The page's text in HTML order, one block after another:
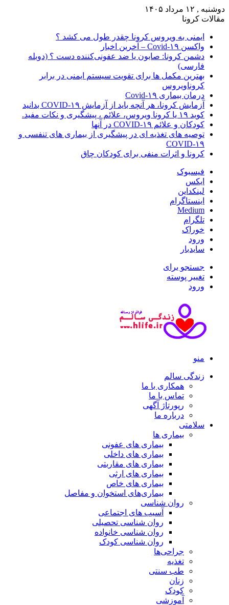
دوشنبه , ۱۲ مرداد ۱۴۰۵
مقالات کرونا
ایمنی به ویروس کرونا چقدر طول می کشد ؟
واکسن Covid-۱۹ – آخرین اخبار
دشمن کرونا: صابون یا ضد عفونی‌کننده دست ؟ (دوبله
فارسی)
بهترین مکمل ها برای تقویت سیستم ایمنی در برابر
کروناویروس
درمان بیماری Covid-۱۹
آزمایش کرونا، هر آنچه باید از آزمایش COVID-۱۹ بدانید
کوید ۱۹ یا کرونا ویروس، علائم ، پیشگیری و نکات مفید.
کودکان و علائم COVID-۱۹ در آنها
توصیه های تغذیه ای در پیشگیری از بیماری های تنفسی و
COVID-۱۹
کرونا و اثرات منفی برای کودکان چاق
فیسبوک
ایکس
لینکداین
اینستاگرام
Medium
تلگرام
خوراک
ورود
سایدبار
جستجو برای
تغییر پوسته
ورود
منو
زندگی سالم
همکاری با ما
تماس با ما
رپورتاژ آگهی
درباره ما
سلامتی
بیماری ها
بیماری های عفونی
بیماری های داخلی
بیماری های مقاربتی
بیماری های ارثی
بیماری های خاص
بیماری‌های استخوان و مفاصل
روان شناسی
آسیب های اجتماعی
روان شناسی تحصیلی
روان شناسی خانواده
روان شناسی کودک
جراحی‌ها
تغذیه
طب سنتی
زنان
کودک
آموزشی